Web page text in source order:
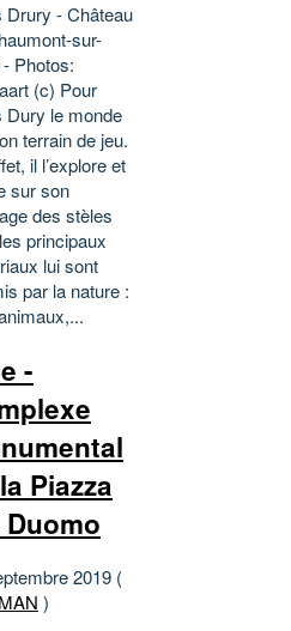
Drury - Château
sur-
Photos:
(c) Pour
Dury le monde
terrain de jeu.
il l’explore et
sur son
des stèles
principaux
lui sont
par la nature :
-
Piazza
2019 (
)